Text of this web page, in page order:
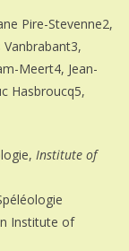
Pire-Stevenne2,
Vanbrabant3,
Meert4, Jean-
Hasbroucq5,
Institute of
Institute of